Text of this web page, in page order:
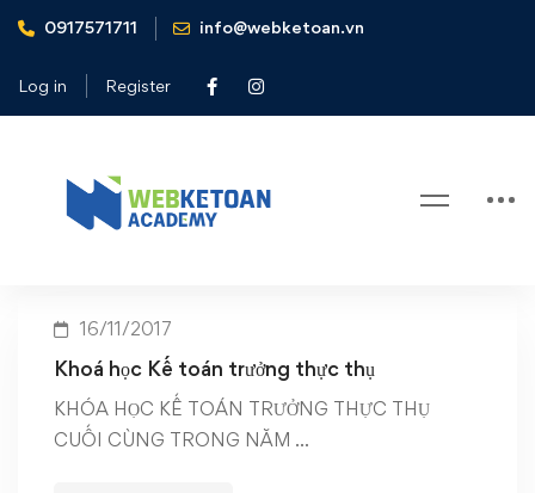
0917571711 info@webketoan.vn
Log in Register
Home Khoá học Kế toán trưởng thực thụ
Tag: Khoá học Kế toán trưởng thực
16/11/2017
Khoá học Kế toán trưởng thực thụ
KHÓA HỌC KẾ TOÁN TRƯỞNG THỰC THỤ
CUỐI CÙNG TRONG NĂM …